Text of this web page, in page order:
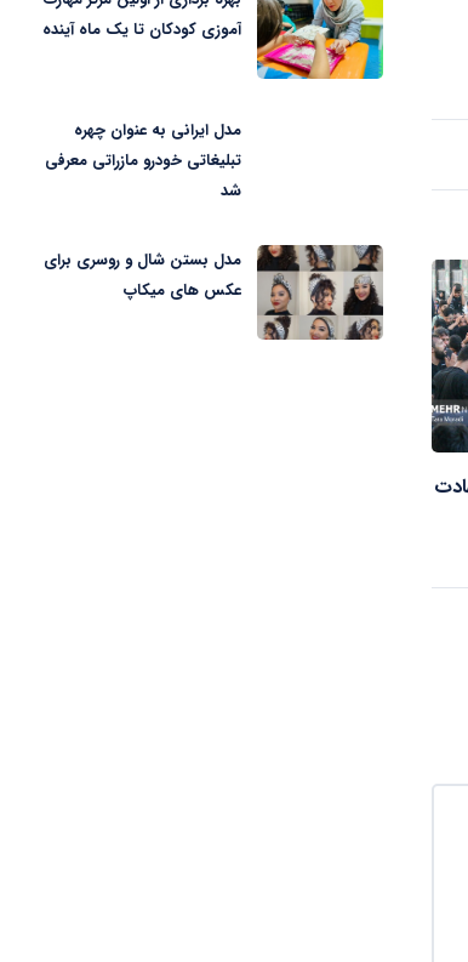
آموزی کودکان تا یک ماه آینده
مدل ایرانی به عنوان چهره
تبلیغاتی خودرو مازراتی معرفی
شد
مدل بستن شال و روسری برای
عکس های میکاپ